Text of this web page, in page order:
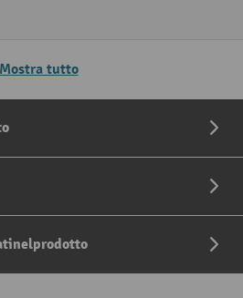
Mostra tutto